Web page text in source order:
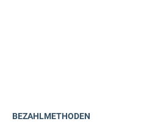
BEZAHLMETHODEN